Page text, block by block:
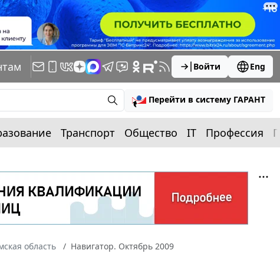
Войти Eng
Перейти в систему ГАРАНТ
Транспорт Общество IT Профессия
область Навигатор. Октябрь 2009